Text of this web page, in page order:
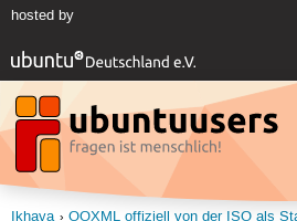
hosted by
Ikhaya OOXML offiziell von der ISO als